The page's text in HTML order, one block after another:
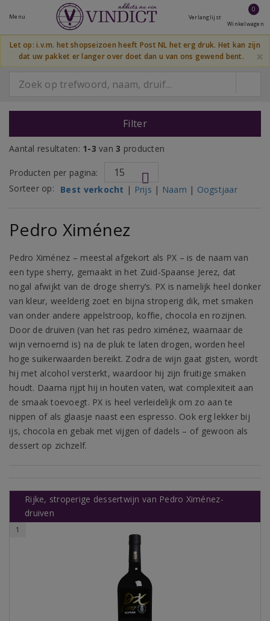
Menu Verlanglijst
0
Winkelwagen
Let op: i.v.m. het shopseizoen heeft Post NL het erg druk. Het kan zijn
dat uw pakket er langer over doet dan u van ons gewend bent.
×
Filter
Aantal resultaten: 1-3 van3 producten
Producten per pagina:
Sorteer op:
Best verkocht | Prijs | Naam | Oogstjaar
Pedro Ximénez
Pedro Ximénez – meestal afgekort als PX – is de naam van
een type sherry, gemaakt in het Zuid-Spaanse Jerez, dat
nogal afwijkt van de droge sherry’s. PX is namelijk heel donker
van kleur, weelderig zoet en bijna stroperig dik, met smaken
van onder andere appelstroop, koffie, chocola en rozijnen.
Door de druiven (van het ras pedro ximénez, waarnaar de
wijn vernoemd is) na de pluk te laten drogen, worden heel
hoge suikerwaarden bereikt. Zodra de wijn gaat gisten, wordt
hij met alcohol versterkt, waardoor hij zijn fruitige smaken
houdt. Daarna rijpt hij in houten vaten, wat complexiteit aan
de smaak toevoegt. PX is heel verleidelijk om zo aan te
nippen of als glaasje naast een espresso. Ook erg lekker bij
ijs, chocola en gebak met vijgen of dadels – of gewoon als
dessert op zichzelf.
Rijke, stroperige dessertwijn van Pedro Ximénez-
druiven
1